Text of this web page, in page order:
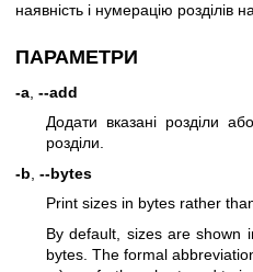
наявність і нумерацію розділів
ПАРАМЕТРИ
-a --add
Додати вказані розділи
розділи.
-b --bytes
Print sizes in bytes rather
By default, sizes are shown
bytes. The formal